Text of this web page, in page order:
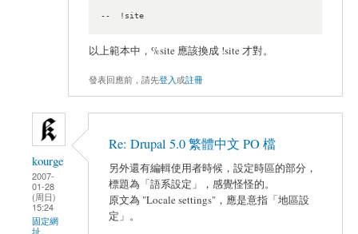
--  !site
以上範本中，%site 應該換成 !site 才對。
發表回應前，請先登入或註冊
kourge
2007-
01-28
(周日)
15:24
固定網
址
Re: Drupal 5.0 繁體中文 PO 檔
另外還有編輯使用者時候，設定時區的部分，
標題為「語系設定」，感覺怪怪的。
原文為 "Locale settings"，應是意指「地區設
定」。